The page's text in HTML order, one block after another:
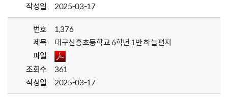
작성일
2025-03-17
번호
1,376
제목
대구신흥초등학교 6학년 1반 하늘편지
파일
조회수
361
작성일
2025-03-17